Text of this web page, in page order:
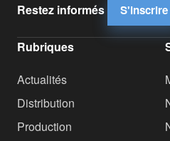
Restez informés S'inscrire
Rubriques
Actualités
Distribution
Production